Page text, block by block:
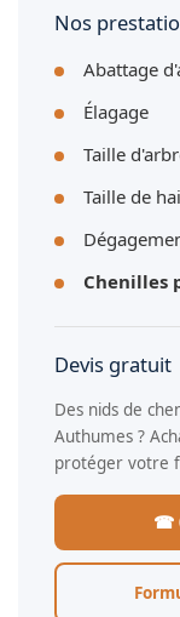
sont dégarnis. Si
Nos
Abattage
Élagage
Taille
Taille de
Chenilles
Devis gratuit
Des nids de
Authumes ?
protéger votre
☎